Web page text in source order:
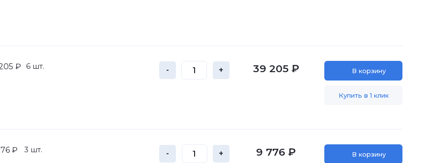
₽ 6 шт. - + 39 205 ₽ В корзину
Купить в 1 клик
₽ 3 шт. - + 9 776 ₽ В корзину